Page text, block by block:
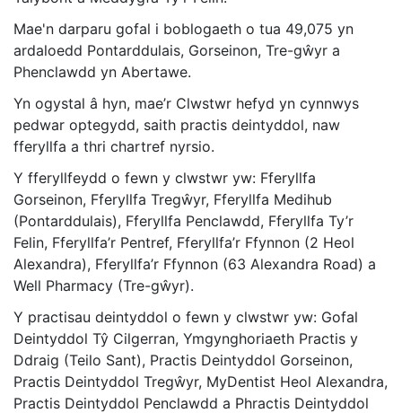
Mae'n darparu gofal i boblogaeth o tua 49,075 yn
ardaloedd Pontarddulais, Gorseinon, Tre-gŵyr a
Phenclawdd yn Abertawe.
Yn ogystal â hyn, mae’r Clwstwr hefyd yn cynnwys
pedwar optegydd, saith practis deintyddol, naw
fferyllfa a thri chartref nyrsio.
Y fferyllfeydd o fewn y clwstwr yw: Fferyllfa
Gorseinon, Fferyllfa Tregŵyr, Fferyllfa Medihub
(Pontarddulais), Fferyllfa Penclawdd, Fferyllfa Ty’r
Felin, Fferyllfa’r Pentref, Fferyllfa’r Ffynnon (2 Heol
Alexandra), Fferyllfa’r Ffynnon (63 Alexandra Road) a
Well Pharmacy (Tre-gŵyr).
Y practisau deintyddol o fewn y clwstwr yw: Gofal
Deintyddol Tŷ Cilgerran, Ymgynghoriaeth Practis y
Ddraig (Teilo Sant), Practis Deintyddol Gorseinon,
Practis Deintyddol Tregŵyr, MyDentist Heol Alexandra,
Practis Deintyddol Penclawdd a Phractis Deintyddol